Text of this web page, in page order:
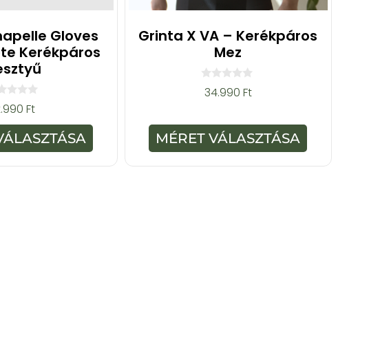
Gloves
Kerékpáros
Ft
Grinta X VA – Kerékpáros
Mez
0
a
-
b
ő
l
34.990 Ft
MÉRET VÁLASZTÁSA